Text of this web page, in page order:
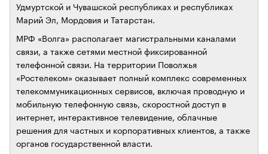
Удмуртской и Чувашской республиках и республиках
Марий Эл, Мордовия и Татарстан.
МРФ «Волга» располагает магистральными каналами
связи, а также сетями местной фиксированной
телефонной связи. На территории Поволжья
«Ростелеком» оказывает полный комплекс современных
телекоммуникационных сервисов, включая проводную и
мобильную телефонную связь, скоростной доступ в
интернет, интерактивное телевидение, облачные
решения для частных и корпоративных клиентов, а также
органов государственной власти.